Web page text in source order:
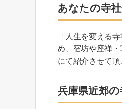
あなたの寺社
「人生を変える
め、宿坊や座禅
にて紹介させて
兵庫県近郊